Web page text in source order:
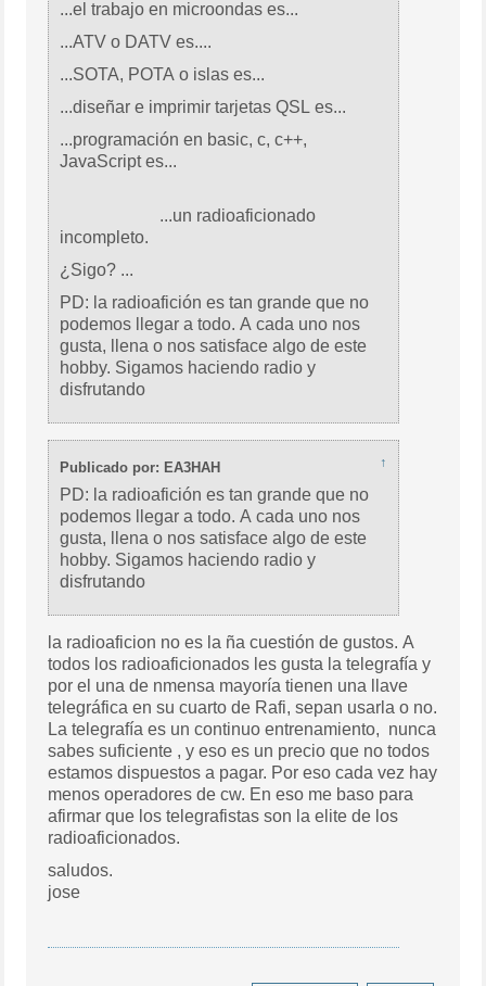
...el trabajo en microondas es...
...ATV o DATV es....
...SOTA, POTA o islas es...
...diseñar e imprimir tarjetas QSL es...
...programación en basic, c, c++,
JavaScript es...
...un radioaficionado
incompleto.
¿Sigo? ...
PD: la radioafición es tan grande que no
podemos llegar a todo. A cada uno nos
gusta, llena o nos satisface algo de este
hobby. Sigamos haciendo radio y
disfrutando
Publicado por: EA3HAH ↑
PD: la radioafición es tan grande que no
podemos llegar a todo. A cada uno nos
gusta, llena o nos satisface algo de este
hobby. Sigamos haciendo radio y
disfrutando
la radioaficion no es la ña cuestión de gustos. A
todos los radioaficionados les gusta la telegrafía y
por el una de nmensa mayoría tienen una llave
telegráfica en su cuarto de Rafi, sepan usarla o no.
La telegrafía es un continuo entrenamiento, nunca
sabes suficiente , y eso es un precio que no todos
estamos dispuestos a pagar. Por eso cada vez hay
menos operadores de cw. En eso me baso para
afirmar que los telegrafistas son la elite de los
radioaficionados.
saludos.
jose